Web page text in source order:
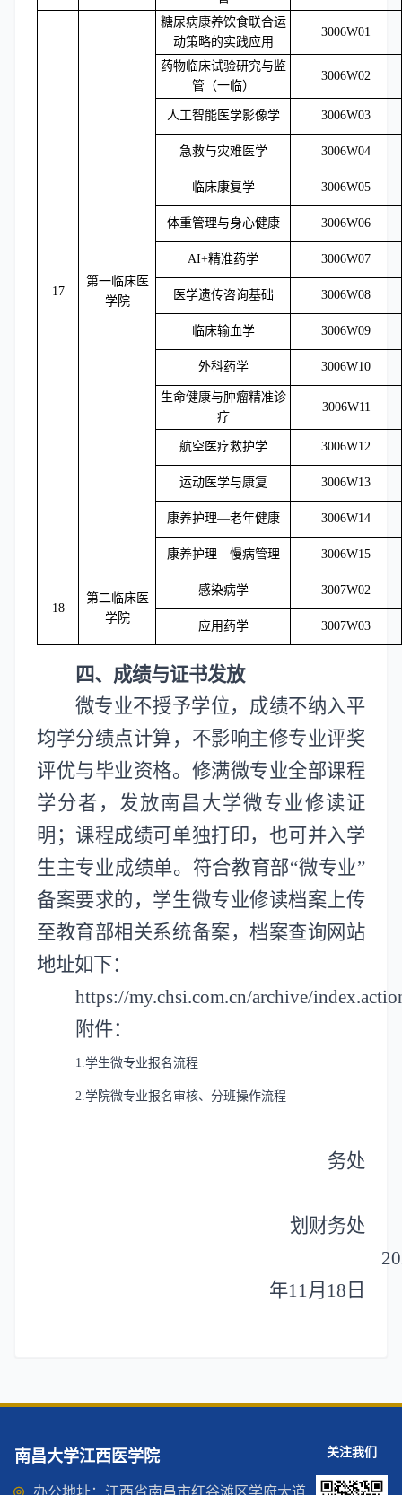
17
第一临床医
学院
糖尿病康养饮食联合运
动策略的实践应用
3006W01
药物临床试验研究与监
管（一临）
3006W02
人工智能医学影像学 3006W03
急救与灾难医学 3006W04
临床康复学 3006W05
体重管理与身心健康 3006W06
AI+精准药学 3006W07
医学遗传咨询基础 3006W08
临床输血学 3006W09
外科药学 3006W10
生命健康与肿瘤精准诊
疗
3006W11
航空医疗救护学 3006W12
运动医学与康复 3006W13
康养护理—老年健康 3006W14
康养护理—慢病管理 3006W15
18
第二临床医
学院
感染病学 3007W02
应用药学 3007W03
四、 成绩与证书发放
微专业不授予学位， 成绩不纳入平
均学分绩点计算，不影响主修专业评奖
评优与毕业资格。修满微专业全部课程
学分者，发放南昌大学微专业修读证
明；课程成绩可单独打印，也可并入学
生主专业成绩单。 符合教育部“微专业”
备案要求的， 学生微专业修读档案上传
至教育部相关系统备案，档案查询网站
地址如下：
https://my.chsi.com.cn/archive/
附件：
1.学生微专业报名流程
2.学院微专业报名审核、分班操作流程
务处
划财务处
年11月 18 日
南昌大学江西医学院 关注我们